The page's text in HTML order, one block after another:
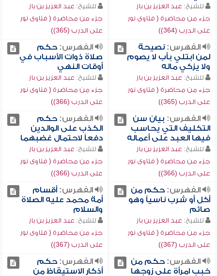
للشيخ: عبد العزيز بن باز
جزء من محاضرة ( فتاوى نور
على الدرب (364))
للشيخ: عبد العزيز بن باز
جزء من محاضرة ( فتاوى نور
على الدرب (365))
الفهرس:نصيحة
لمن ابتلي بأب لا يصوم
ولا يزكي ماله
للشيخ: عبد العزيز بن باز
جزء من محاضرة ( فتاوى نور
على الدرب (365))
الفهرس:حكم
صلاة ذوات الأسباب في
أوقات النهي
للشيخ: عبد العزيز بن باز
جزء من محاضرة ( فتاوى نور
على الدرب (366))
الفهرس: بيان سن
التكليف التي يحاسب
فيها العبد على أعماله
للشيخ: عبد العزيز بن باز
جزء من محاضرة ( فتاوى نور
على الدرب (366))
الفهرس:حكم
الكذب على الوالدين
دفعاً لاحتمال غضبهما
للشيخ: عبد العزيز بن باز
جزء من محاضرة ( فتاوى نور
على الدرب (366))
الفهرس:حكم من
أكل أو شرب ناسياً وهو
صائم
للشيخ: عبد العزيز بن باز
جزء من محاضرة ( فتاوى نور
على الدرب (367))
الفهرس:أقسام
أمة محمد عليه الصلاة
والسلام
للشيخ: عبد العزيز بن باز
جزء من محاضرة ( فتاوى نور
على الدرب (367))
الفهرس:حكم من
خبب امرأة على زوجها
الفهرس:حكم
أذكار الاستيقاظ من